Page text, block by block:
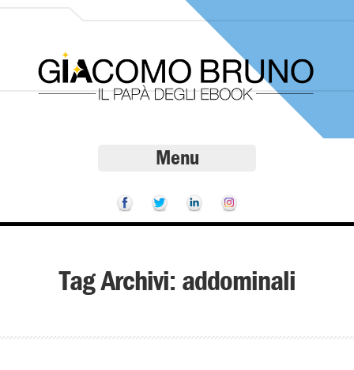
Menu
Tag Archivi: addominali